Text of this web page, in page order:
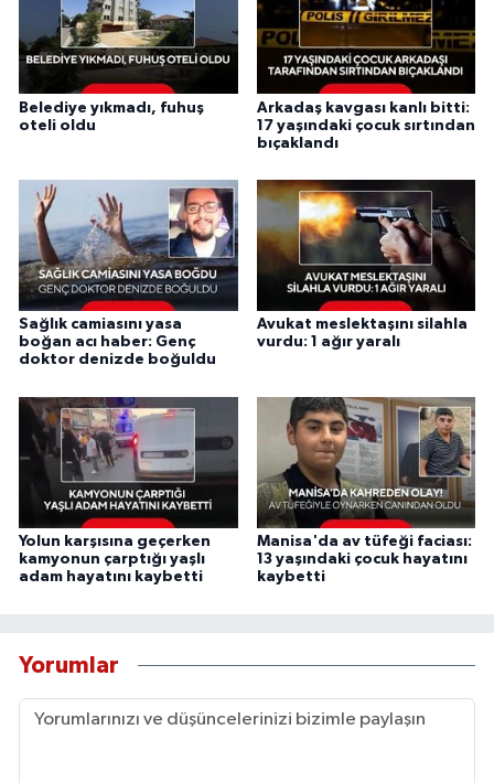
Belediye yıkmadı, fuhuş
oteli oldu
Arkadaş kavgası kanlı bitti:
17 yaşındaki çocuk sırtından
bıçaklandı
Sağlık camiasını yasa
boğan acı haber: Genç
doktor denizde boğuldu
Avukat meslektaşını silahla
vurdu: 1 ağır yaralı
Yolun karşısına geçerken
kamyonun çarptığı yaşlı
adam hayatını kaybetti
Manisa'da av tüfeği faciası:
13 yaşındaki çocuk hayatını
kaybetti
Yorumlar